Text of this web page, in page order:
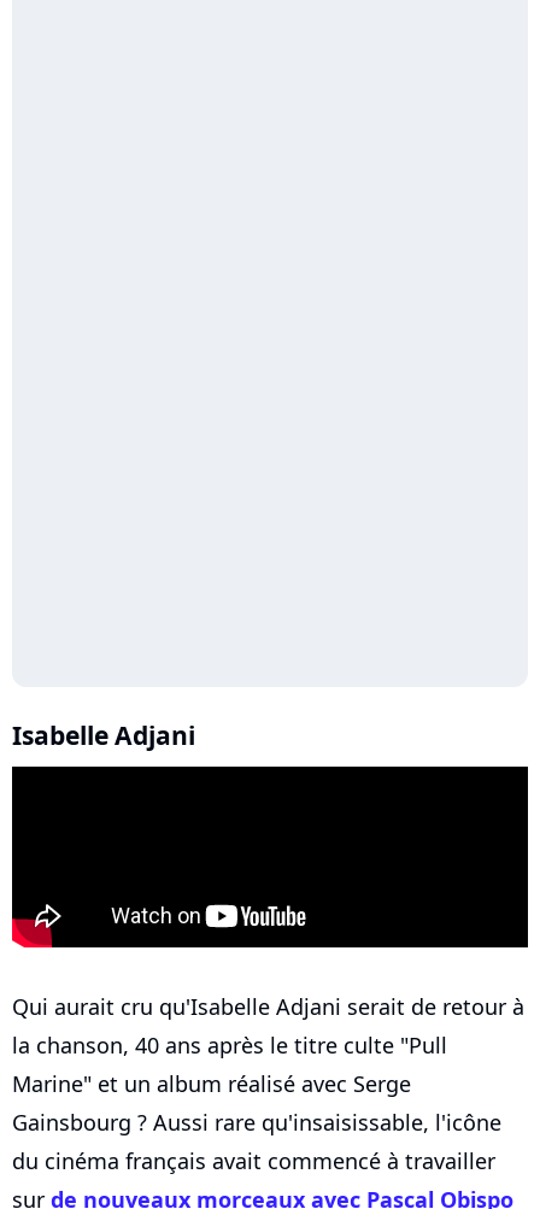
Isabelle Adjani
Qui aurait cru qu'Isabelle Adjani serait de retour à
la chanson, 40 ans après le titre culte "Pull
Marine" et un album réalisé avec Serge
Gainsbourg ? Aussi rare qu'insaisissable, l'icône
du cinéma français avait commencé à travailler
sur de nouveaux morceaux avec Pascal Obispo